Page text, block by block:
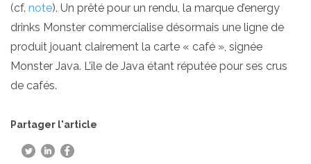
(cf. note). Un prêté pour un rendu, la marque d’energy
drinks Monster commercialise désormais une ligne de
produit jouant clairement la carte « café », signée
Monster Java. L’île de Java étant réputée pour ses crus
de cafés.
Partager l'article